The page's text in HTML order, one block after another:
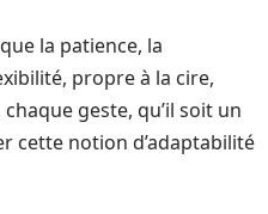
la patience, la
propre à la cire,
geste, qu’il soit un
cette notion d’adaptabilité